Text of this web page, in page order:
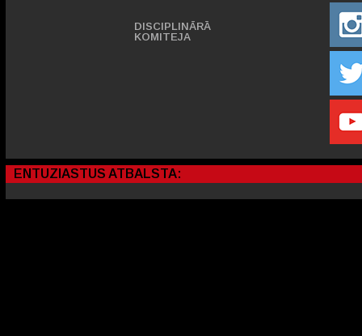
DISCIPLINĀRĀ
KOMITEJA
ENTUZIASTUS ATBALSTA: